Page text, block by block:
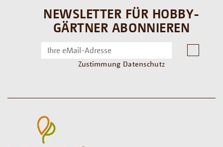
NEWSLETTER FÜR HOBBY-
GÄRTNER ABONNIEREN
Zustimmung Datenschutz